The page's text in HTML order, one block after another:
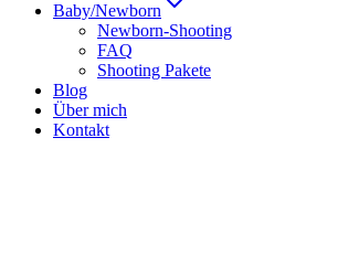
Baby/Newborn
Newborn-Shooting
FAQ
Shooting Pakete
Blog
Über mich
Kontakt